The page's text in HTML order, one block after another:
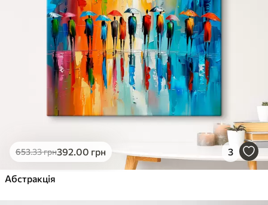
653.33грн392.00 грн 3
Абстракція